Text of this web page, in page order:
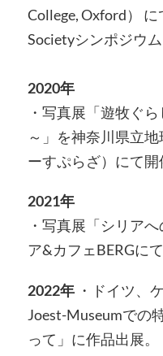
College, Oxford） に
Societyシンポジウ
2020年
・写真展「遊牧ぐ
～」を神奈川県立
ーすぷらざ）にて開
2021年
・写真展「シリア
ア&カフェBERGにて
2022年・ドイツ、
Joest-Museumでの
って」に作品出展。